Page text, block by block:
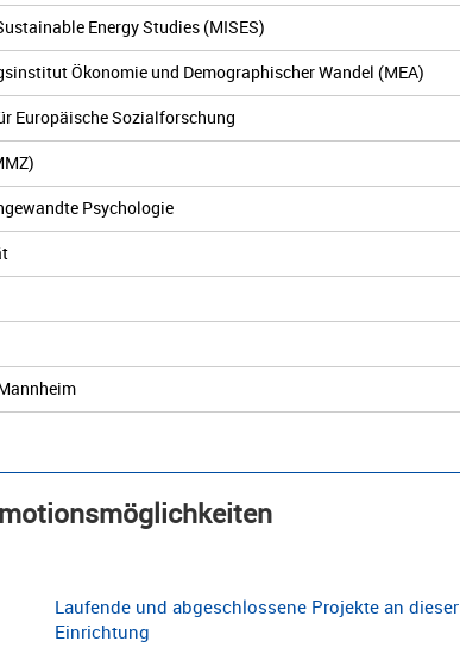
Energy Studies (MISES)
Ökonomie und Demographischer Wandel (MEA)
Europäische Sozialforschung
Psychologie
Laufende und abgeschlossene Projekte an dieser
Einrichtung